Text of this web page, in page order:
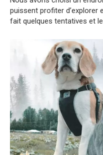
puissent profiter d’explorer
fait quelques tentatives et